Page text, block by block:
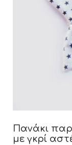
Πανάκι
με γκρί